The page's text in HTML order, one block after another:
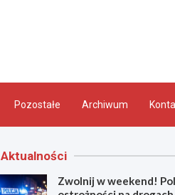
Pozostałe Archiwum
Aktualności
Zwolnij w weekend!